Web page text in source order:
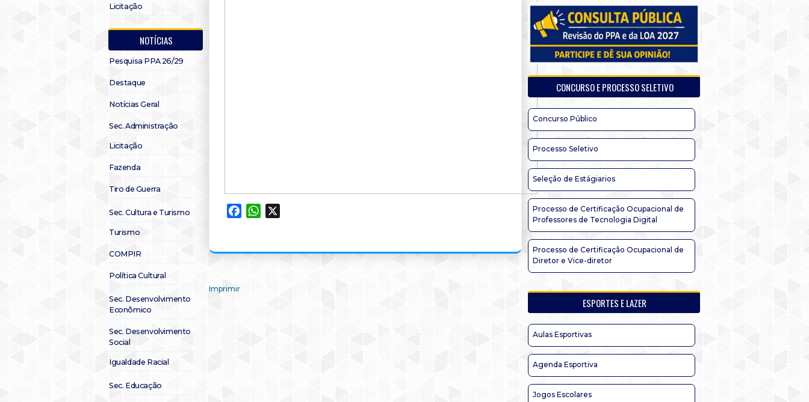
Licitação
NOTÍCIAS
Pesquisa PPA 26/29
Destaque
Notícias Geral
Sec. Administração
Licitação
Fazenda
Tiro de Guerra
Sec. Cultura e Turismo
Turismo
COMPIR
Política Cultural
Sec. Desenvolvimento
Econômico
Sec. Desenvolvimento
Social
Igualdade Racial
Sec. Educação
FacebookWhatsApp
Imprimir
CONCURSO E PROCESSO SELETIVO
Concurso Público
Processo Seletivo
Seleção de Estágiarios
Processo de Certificação Ocupacional de
Professores de Tecnologia Digital
Processo de Certificação Ocupacional de
Diretor e Vice-diretor
ESPORTES E LAZER
Aulas Esportivas
Agenda Esportiva
Jogos Escolares